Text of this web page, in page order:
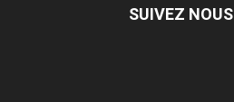
SUIVEZ NOUS